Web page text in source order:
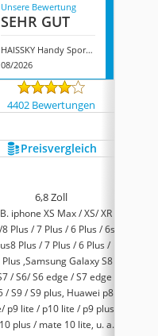
Unsere Bewertung
SEHR GUT
HAISSKY Handy Sportarmband
08/2026
4402 Bewertungen
Preis­vergleich
6,8 Zoll
iphone XS Max / XS/ XR
8 Plus / 7 Plus / 6 Plus / 6s
Plus / 7 Plus / 6 Plus /
Plus ,Samsung Galaxy S8
/ S6/ S6 edge / S7 edge
/ S9 / S9 plus, Huawei p8
p9 lite / p10 lite / p9 plus
plus / mate 10 lite, u. a.